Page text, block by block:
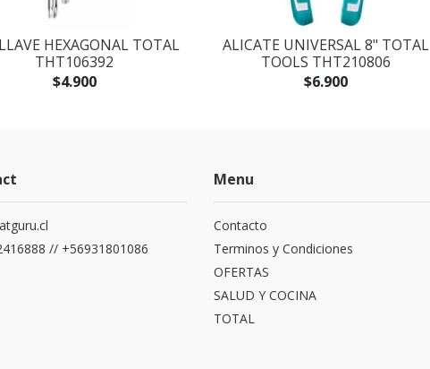
HEXAGONAL TOTAL
THT106392
$4.900
ALICATE UNIVERSAL 8" TOTAL
TOOLS THT210806
$6.900
// +56931801086
Menu
Contacto
Terminos y Condiciones
OFERTAS
SALUD Y COCINA
TOTAL